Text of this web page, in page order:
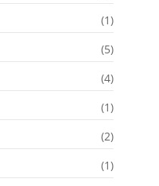
(1)
(5)
(4)
(1)
(2)
(1)